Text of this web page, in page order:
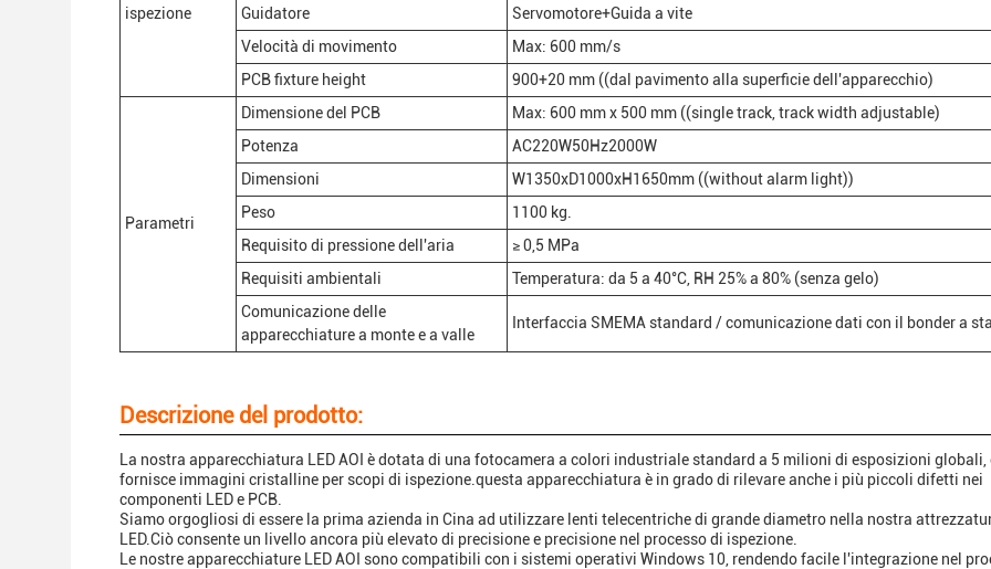
ispezione
Guidatore
Servomotore+Guida a vite
Velocità di movimento
Max: 600 mm/s
PCB fixture height
900+20 mm ((dal pavimento alla superficie dell'apparecchio)
Parametri
Dimensione del PCB
Max: 600 mm x 500 mm ((single track, track width adjustable)
Potenza
AC220W50Hz2000W
Dimensioni
W1350xD1000xH1650mm ((without alarm light))
Peso
1100 kg.
Requisito di pressione dell'aria
≥ 0,5 MPa
Requisiti ambientali
Temperatura: da 5 a 40°C, RH 25% a 80% (senza gelo)
Comunicazione delle
apparecchiature a monte e a valle
Interfaccia SMEMA standard / comunicazione dati con il bonder a
Descrizione del prodotto:
La nostra apparecchiatura LED AOI è dotata di una fotocamera a colori industriale standard a 5 milioni di esposizioni globali,
fornisce immagini cristalline per scopi di ispezione.questa apparecchiatura è in grado di rilevare anche i più piccoli difetti nei
componenti LED e PCB.
Siamo orgogliosi di essere la prima azienda in Cina ad utilizzare lenti telecentriche di grande diametro nella nostra
LED.Ciò consente un livello ancora più elevato di precisione e precisione nel processo di ispezione.
Le nostre apparecchiature LED AOI sono compatibili con i sistemi operativi Windows 10, rendendo facile l'integrazione nel